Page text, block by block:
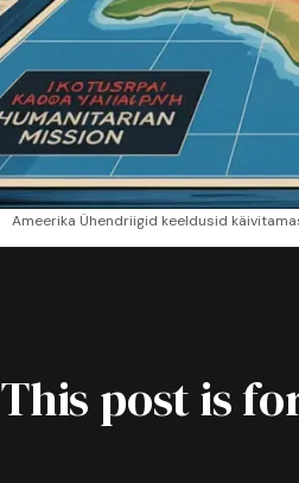
Ameerika Ühendriigid keeldusid
This post is